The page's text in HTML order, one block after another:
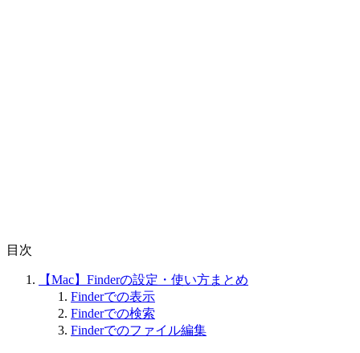
目次
【Mac】Finderの設定・使い方まとめ
Finderでの表示
Finderでの検索
Finderでのファイル編集